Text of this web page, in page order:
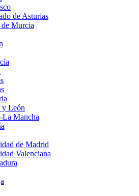
de Asturias
Murcia
y León
La Mancha
de Madrid
Valenciana